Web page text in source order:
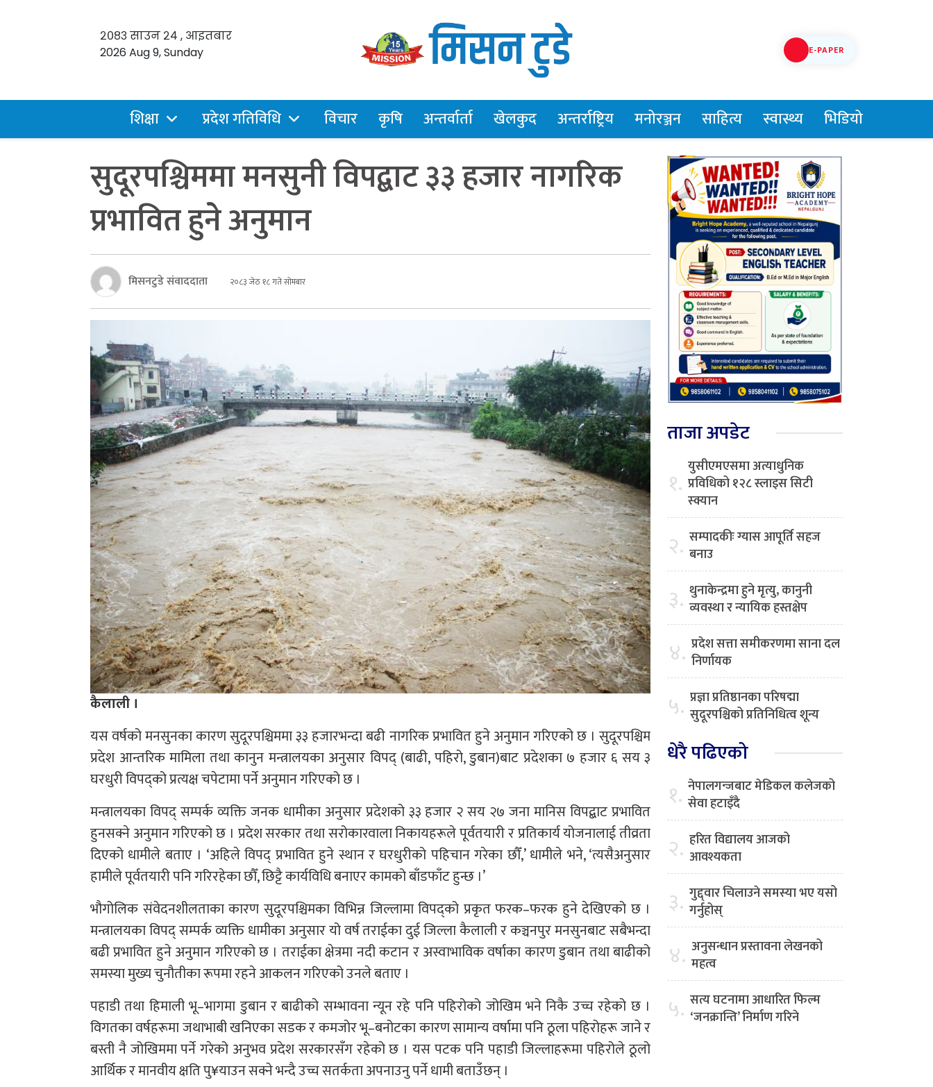
२०८३ साउन २४ , आइतबार
2026 Aug 9, Sunday
E-PAPER
शिक्षा प्रदेश गतिविधि विचार कृषि अन्तर्वार्ता खेलकुद अन्तर्राष्ट्रिय मनोरञ्जन साहित्य स्वास्थ्य भिडियो
सुदूरपश्चिममा मनसुनी विपद्बाट ३३ हजार नागरिक
प्रभावित हुने अनुमान
मिसनटुडे संवाददाता २०८३ जेठ १८ गते सोमबार
कैलाली ।
यस वर्षको मनसुनका कारण सुदूरपश्चिममा ३३ हजारभन्दा बढी नागरिक प्रभावित हुने अनुमान गरिएको छ । सुदूरपश्चिम
प्रदेश आन्तरिक मामिला तथा कानुन मन्त्रालयका अनुसार विपद् (बाढी, पहिरो, डुबान)बाट प्रदेशका ७ हजार ६ सय ३
घरधुरी विपद्को प्रत्यक्ष चपेटामा पर्ने अनुमान गरिएको छ ।
मन्त्रालयका विपद् सम्पर्क व्यक्ति जनक धामीका अनुसार प्रदेशको ३३ हजार २ सय २७ जना मानिस विपद्बाट प्रभावित
हुनसक्ने अनुमान गरिएको छ । प्रदेश सरकार तथा सरोकारवाला निकायहरूले पूर्वतयारी र प्रतिकार्य योजनालाई तीव्रता
दिएको धामीले बताए । ‘अहिले विपद् प्रभावित हुने स्थान र घरधुरीको पहिचान गरेका छौँ,’ धामीले भने, ‘त्यसैअनुसार
हामीले पूर्वतयारी पनि गरिरहेका छौँ, छिट्टै कार्यविधि बनाएर कामको बाँडफाँट हुन्छ ।’
भौगोलिक संवेदनशीलताका कारण सुदूरपश्चिमका विभिन्न जिल्लामा विपद्को प्रकृत फरक–फरक हुने देखिएको छ ।
मन्त्रालयका विपद् सम्पर्क व्यक्ति धामीका अनुसार यो वर्ष तराईका दुई जिल्ला कैलाली र कञ्चनपुर मनसुनबाट सबैभन्दा
बढी प्रभावित हुने अनुमान गरिएको छ । तराईका क्षेत्रमा नदी कटान र अस्वाभाविक वर्षाका कारण डुबान तथा बाढीको
समस्या मुख्य चुनौतीका रूपमा रहने आकलन गरिएको उनले बताए ।
पहाडी तथा हिमाली भू–भागमा डुबान र बाढीको सम्भावना न्यून रहे पनि पहिरोको जोखिम भने निकै उच्च रहेको छ ।
विगतका वर्षहरूमा जथाभाबी खनिएका सडक र कमजोर भू–बनोटका कारण सामान्य वर्षामा पनि ठूला पहिरोहरू जाने र
बस्ती नै जोखिममा पर्ने गरेको अनुभव प्रदेश सरकारसँग रहेको छ । यस पटक पनि पहाडी जिल्लाहरूमा पहिरोले ठूलो
आर्थिक र मानवीय क्षति पु¥याउन सक्ने भन्दै उच्च सतर्कता अपनाउनु पर्ने धामी बताउँछन् ।
ताजा अपडेट
१. युसीएमएसमा अत्याधुनिक
प्रविधिको १२८ स्लाइस सिटी
स्क्यान
२. सम्पादकीः ग्यास आपूर्ति सहज
बनाउ
३. थुनाकेन्द्रमा हुने मृत्यु, कानुनी
व्यवस्था र न्यायिक हस्तक्षेप
४. प्रदेश सत्ता समीकरणमा साना दल
निर्णायक
५. प्रज्ञा प्रतिष्ठानका परिषद्मा
सुदूरपश्चिको प्रतिनिधित्व शून्य
धेरै पढिएको
१. नेपालगन्जबाट मेडिकल कलेजको
सेवा हटाइँदै
२. हरित विद्यालय आजको
आवश्यकता
३. गुद्द्वार चिलाउने समस्या भए यसो
गर्नुहोस्
४. अनुसन्धान प्रस्तावना लेखनको
महत्व
५. सत्य घटनामा आधारित फिल्म
‘जनक्रान्ति’ निर्माण गरिने